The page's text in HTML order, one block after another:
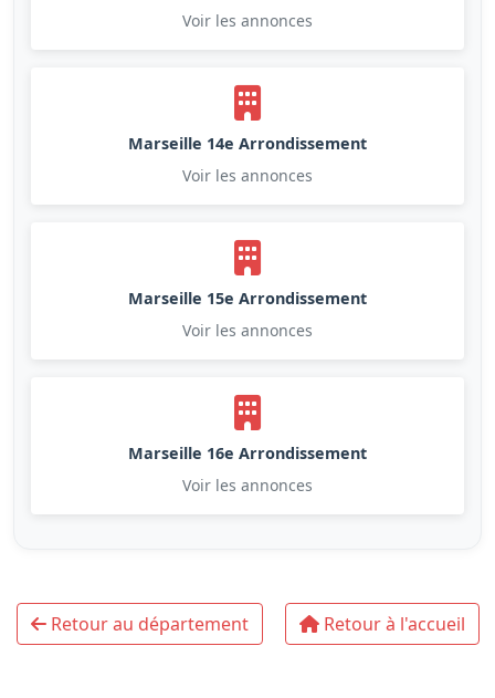
Voir les annonces
Marseille 14e Arrondissement
Voir les annonces
Marseille 15e Arrondissement
Voir les annonces
Marseille 16e Arrondissement
Voir les annonces
Retour au département Retour à l'accueil